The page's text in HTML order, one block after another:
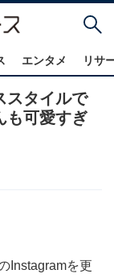
エンタメ リサ
スタイルで
も可愛すぎ
Instagramを更